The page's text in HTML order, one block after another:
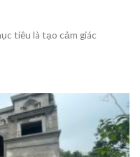
tiêu là tạo cảm giác